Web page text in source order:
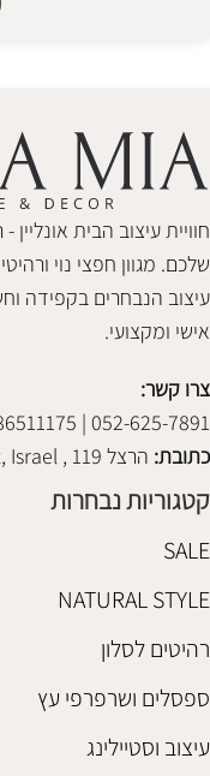
חוויית עיצוב הבית
שלכם. מגוון חפצי נוי
עיצוב הנבחרים בקפידה
אישי ומקצועי.
צרו קשר:
052-625-7891 | 086511175
כתובת: הרצל 119 , Rehovot, Israel
קטגוריות נבחרות
SALE
NATURAL STYLE
רהיטים לסלון
ספסלים ושרפרפי עץ
עיצוב וסטיילינג